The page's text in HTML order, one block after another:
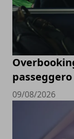
passeggero
09/08/2026